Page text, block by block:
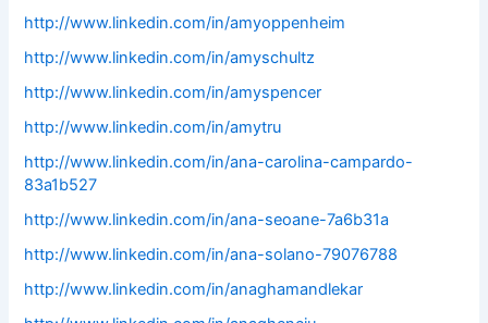
http://www.linkedin.com/in/amyoppenheim
http://www.linkedin.com/in/amyschultz
http://www.linkedin.com/in/amyspencer
http://www.linkedin.com/in/amytru
http://www.linkedin.com/in/ana-carolina-campardo-
83a1b527
http://www.linkedin.com/in/ana-seoane-7a6b31a
http://www.linkedin.com/in/ana-solano-79076788
http://www.linkedin.com/in/anaghamandlekar